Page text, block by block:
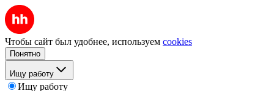
Чтобы сайт был удобнее, используем cookies
Понятно
Ищу работу
Ищу работу